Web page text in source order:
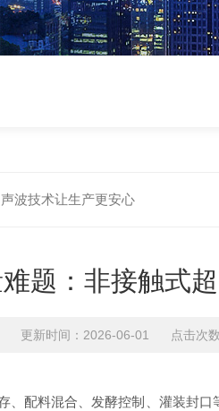
波技术让生产更安心
题：非接触式
更新时间：2026-06-01 点击次
配料混合、发酵控制、灌装封